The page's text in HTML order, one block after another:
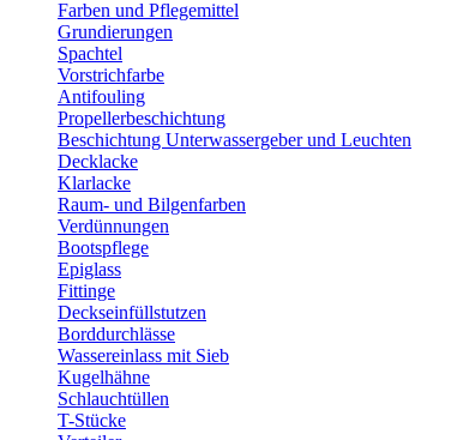
Farben und Pflegemittel
Grundierungen
Spachtel
Vorstrichfarbe
Antifouling
Propellerbeschichtung
Beschichtung Unterwassergeber und Leuchten
Decklacke
Klarlacke
Raum- und Bilgenfarben
Verdünnungen
Bootspflege
Epiglass
Fittinge
Deckseinfüllstutzen
Borddurchlässe
Wassereinlass mit Sieb
Kugelhähne
Schlauchtüllen
T-Stücke